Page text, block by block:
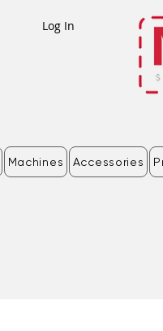
Log In
Machines Accessories